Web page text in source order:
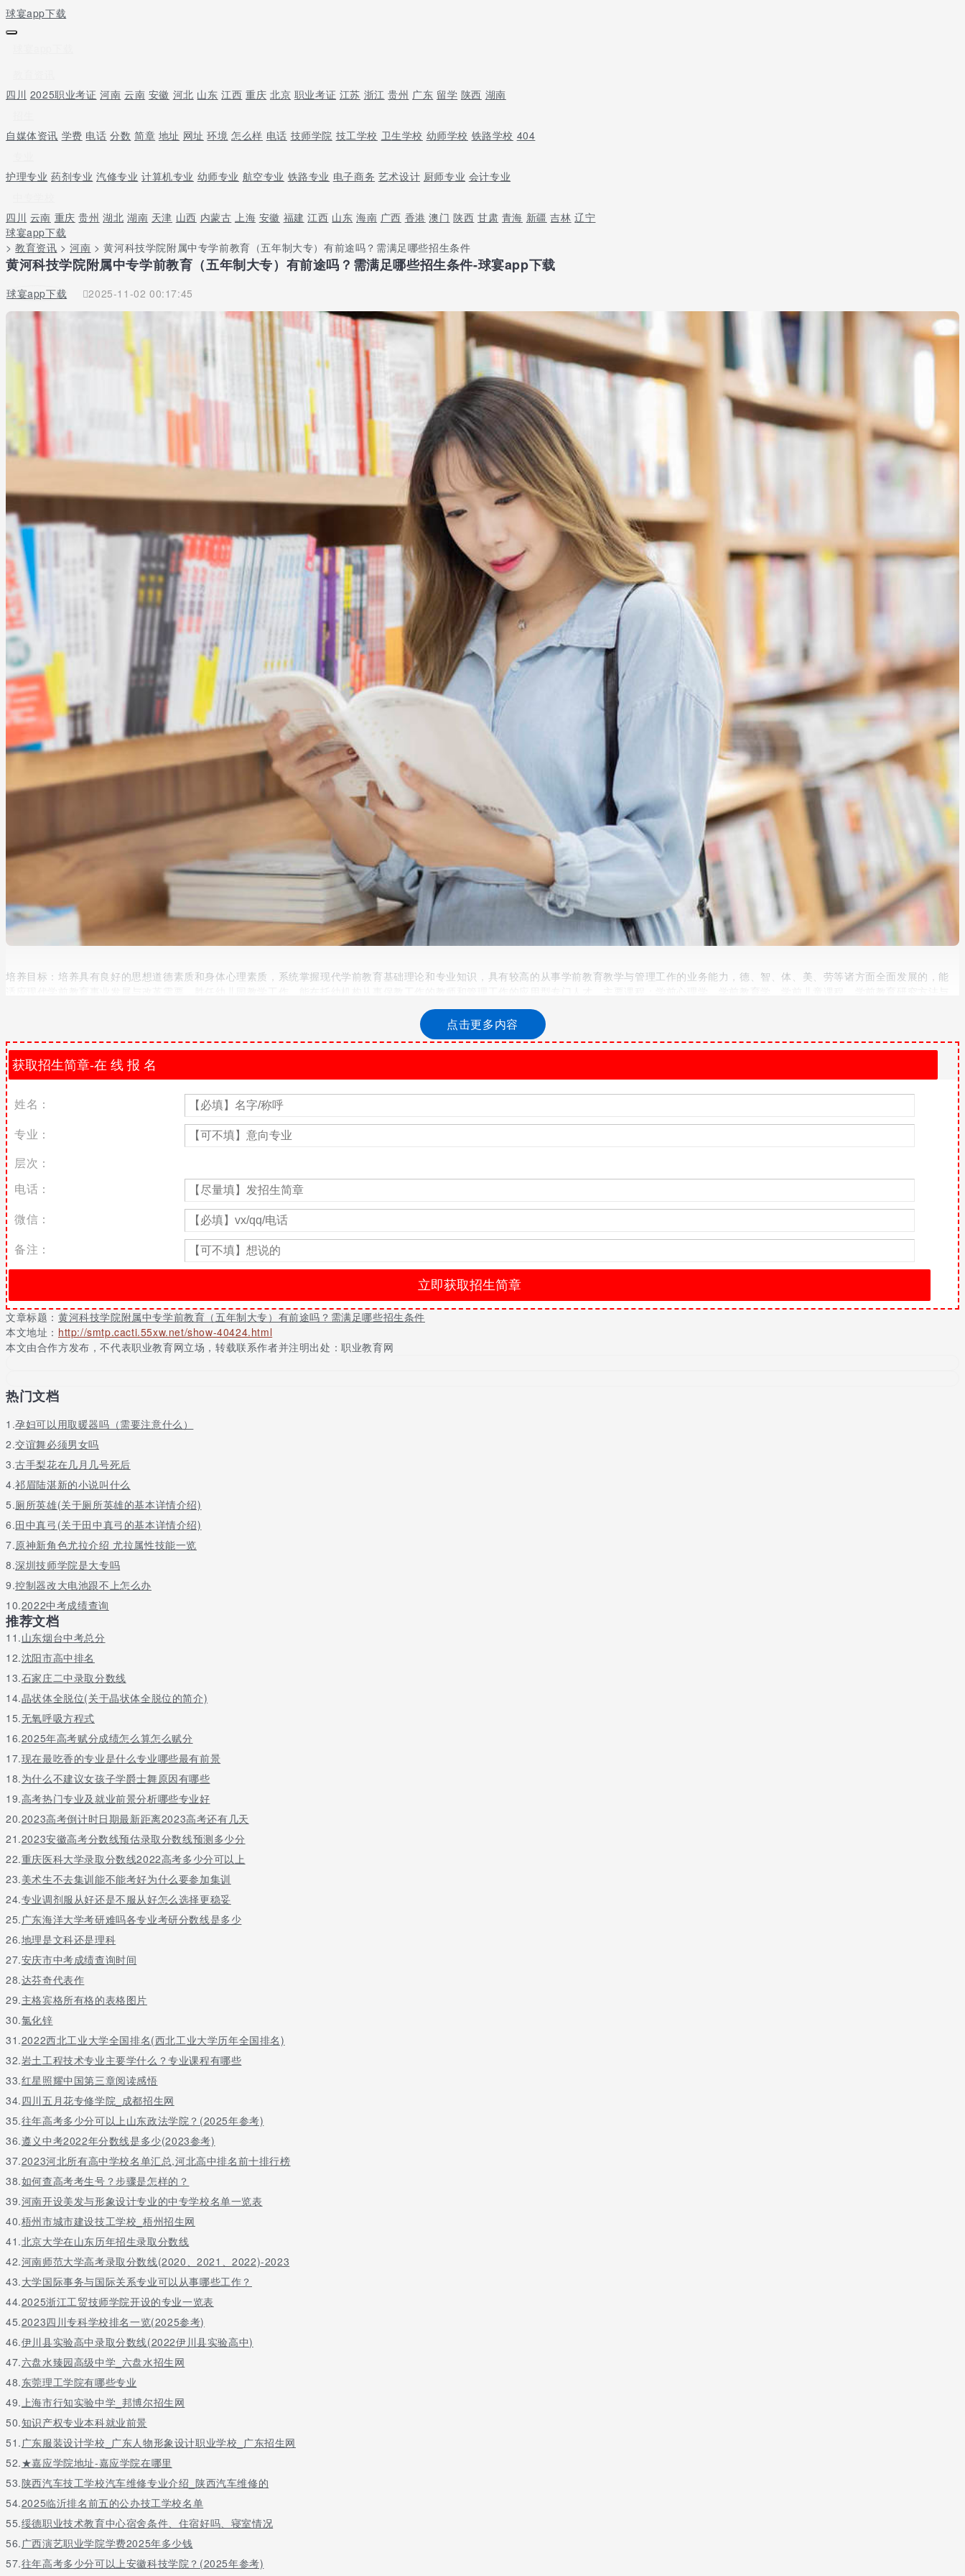
球宴app下载
四川 2025职业考证 河南 云南 安徽 河北 山东 江西 重庆 北京 职业考证 江苏 浙江 贵州 广东 留学 陕西 湖南
自媒体资讯 学费 电话 分数 简章 地址 网址 环境 怎么样 电话 技师学院 技工学校 卫生学校 幼师学校 铁路学校 404
护理专业 药剂专业 汽修专业 计算机专业 幼师专业 航空专业 铁路专业 电子商务 艺术设计 厨师专业 会计专业
四川 云南 重庆 贵州 湖北 湖南 天津 山西 内蒙古 上海 安徽 福建 江西 山东 海南 广西 香港 澳门 陕西 甘肃 青海 新疆 吉林 辽宁
球宴app下载
>教育资讯 >河南 > 黄河科技学院附属中专学前教育（五年制大专）有前途吗？需满足哪些招生条件
黄河科技学院附属中专学前教育（五年制大专）有前途吗？需满足哪些招生条件-球宴app下载
球宴app下载 2025-11-02 00:17:45
培养目标：培养具有良好的思想道德素质和身体心理素质，系统掌握现代学前教育基础理论和专业知识，具有较高的从事学前教育教学与管理工作的业务能力，德、智、体、美、劳等诸方面全面发展的，能
训练、学前儿童健康教育、学前儿童语言教育、学前儿童音乐教育、学前儿童美术教育、学前儿童科学教育、学前儿童社会教育、学前儿童数学教育、学前儿童游戏、儿童文学、幼儿园班级管理。
招生对象：应届初中毕业生
学制：5年
学费：电询
点击更多内容
姓名：
专业：
层次：
电话：
微信：
备注：
文章标题： 黄河科技学院附属中专学前教育（五年制大专）有前途吗？需满足哪些招生条件
本文地址： http://smtp.cacti.55xw.net/show-40424.html
本文由合作方发布，不代表职业教育网立场，转载联系作者并注明出处：职业教育网
热门文档
1.孕妇可以用取暖器吗（需要注意什么）
2.交谊舞必须男女吗
3.古手梨花在几月几号死后
4.祁眉陆湛新的小说叫什么
5.厕所英雄(关于厕所英雄的基本详情介绍)
6.田中真弓(关于田中真弓的基本详情介绍)
7.原神新角色尤拉介绍 尤拉属性技能一览
8.深圳技师学院是大专吗
9.控制器改大电池跟不上怎么办
10.2022中考成绩查询
推荐文档
11.山东烟台中考总分
12.沈阳市高中排名
13.石家庄二中录取分数线
14.晶状体全脱位(关于晶状体全脱位的简介)
15.无氧呼吸方程式
16.2025年高考赋分成绩怎么算怎么赋分
17.现在最吃香的专业是什么专业哪些最有前景
18.为什么不建议女孩子学爵士舞原因有哪些
19.高考热门专业及就业前景分析哪些专业好
20.2023高考倒计时日期最新距离2023高考还有几天
21.2023安徽高考分数线预估录取分数线预测多少分
22.重庆医科大学录取分数线2022高考多少分可以上
23.美术生不去集训能不能考好为什么要参加集训
24.专业调剂服从好还是不服从好怎么选择更稳妥
25.广东海洋大学考研难吗各专业考研分数线是多少
26.地理是文科还是理科
27.安庆市中考成绩查询时间
28.达芬奇代表作
29.主格宾格所有格的表格图片
30.氯化锌
31.2022西北工业大学全国排名(西北工业大学历年全国排名)
32.岩土工程技术专业主要学什么？专业课程有哪些
33.红星照耀中国第三章阅读感悟
34.四川五月花专修学院_成都招生网
35.往年高考多少分可以上山东政法学院？(2025年参考)
36.遵义中考2022年分数线是多少(2023参考)
37.2023河北所有高中学校名单汇总,河北高中排名前十排行榜
38.如何查高考考生号？步骤是怎样的？
39.河南开设美发与形象设计专业的中专学校名单一览表
40.梧州市城市建设技工学校_梧州招生网
41.北京大学在山东历年招生录取分数线
42.河南师范大学高考录取分数线(2020、2021、2022)-2023
43.大学国际事务与国际关系专业可以从事哪些工作？
44.2025浙江工贸技师学院开设的专业一览表
45.2023四川专科学校排名一览(2025参考)
46.伊川县实验高中录取分数线(2022伊川县实验高中)
47.六盘水臻园高级中学_六盘水招生网
48.东莞理工学院有哪些专业
49.上海市行知实验中学_邦博尔招生网
50.知识产权专业本科就业前景
51.广东服装设计学校_广东人物形象设计职业学校_广东招生网
52.★嘉应学院地址-嘉应学院在哪里
53.陕西汽车技工学校汽车维修专业介绍_陕西汽车维修的
54.2025临沂排名前五的公办技工学校名单
55.绥德职业技术教育中心宿舍条件、住宿好吗、寝室情况
56.广西演艺职业学院学费2025年多少钱
57.往年高考多少分可以上安徽科技学院？(2025年参考)